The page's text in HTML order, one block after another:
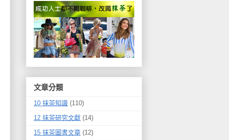
文章分類
10 抹茶知識 (110)
12 抹茶研究文獻 (14)
15 抹茶圖書文章 (12)